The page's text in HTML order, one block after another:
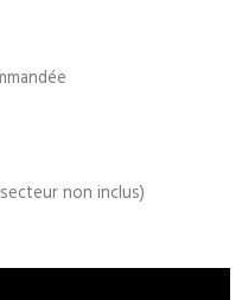
non inclus)